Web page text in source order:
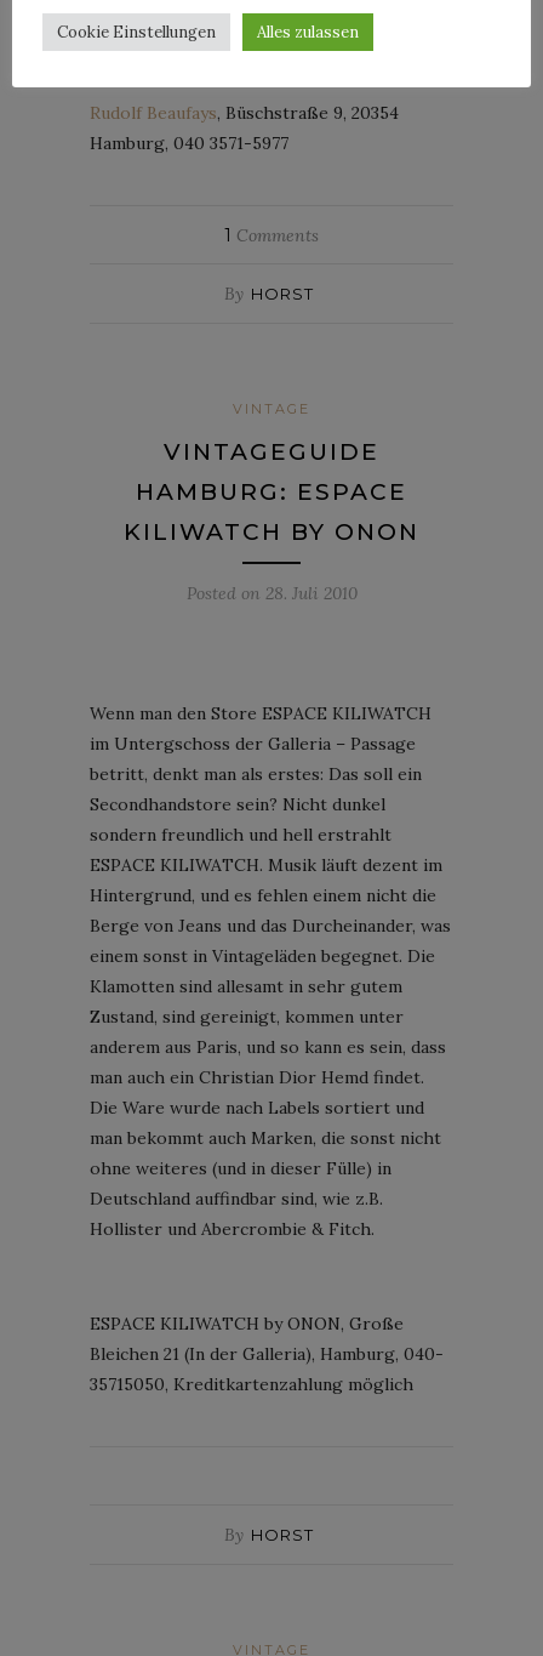
jedem Teil eine Geschichte zu erzählen.
Rudolf Beaufays, Büschstraße 9, 20354
Hamburg, 040 3571-5977
1 Comments
By HORST
VINTAGE
VINTAGEGUIDE
HAMBURG: ESPACE
KILIWATCH BY ONON
Posted on 28. Juli 2010
Wenn man den Store ESPACE KILIWATCH
im Untergschoss der Galleria – Passage
betritt, denkt man als erstes: Das soll ein
Secondhandstore sein? Nicht dunkel
sondern freundlich und hell erstrahlt
ESPACE KILIWATCH. Musik läuft dezent im
Hintergrund, und es fehlen einem nicht die
Berge von Jeans und das Durcheinander, was
einem sonst in Vintageläden begegnet. Die
Klamotten sind allesamt in sehr gutem
Zustand, sind gereinigt, kommen unter
anderem aus Paris, und so kann es sein, dass
man auch ein Christian Dior Hemd findet.
Die Ware wurde nach Labels sortiert und
man bekommt auch Marken, die sonst nicht
ohne weiteres (und in dieser Fülle) in
Deutschland auffindbar sind, wie z.B.
Hollister und Abercrombie & Fitch.
ESPACE KILIWATCH by ONON, Große
Bleichen 21 (In der Galleria), Hamburg, 040-
35715050, Kreditkartenzahlung möglich
By HORST
VINTAGE
Cookie Einstellungen Alles zulassen